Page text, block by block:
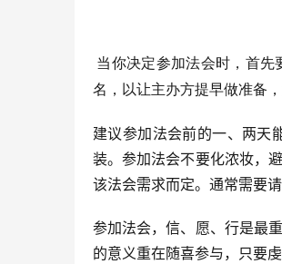
当你决定参加法会时，首先
名，以让主办方提早做准备
建议参加法会前的一、两天
装。参加法会不要化浓妆，
该法会需求而定。通常需要
参加法会，信、愿、行是最
的意义重在随喜参与，只要